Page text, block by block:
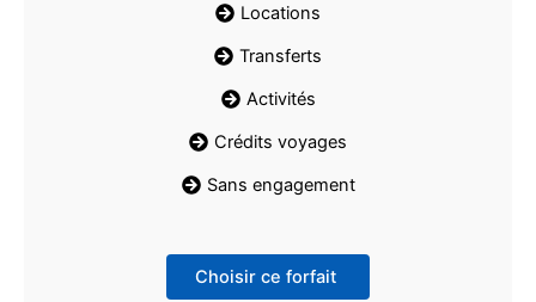
Locations
Transferts
Activités
Crédits voyages
Sans engagement
Choisir ce forfait